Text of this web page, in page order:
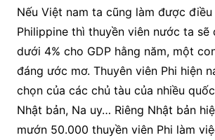
Nếu Việt nam ta cũng làm được
Philippine thì thuyền viên nước ta
dưới 4% cho GDP hằng năm, một
đáng ước mơ. Thuyên viên Phi hiện
chọn của các chủ tàu của nhiều
Nhật bản, Na uy… Riêng Nhật bản
mướn 50.000 thuyền viên Phi làm